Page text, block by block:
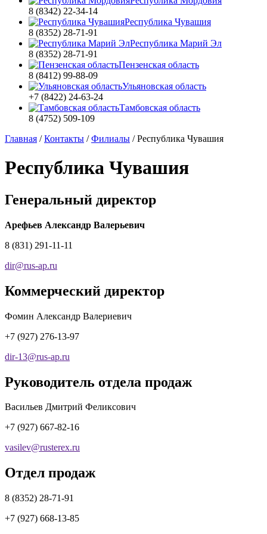
8 (8342) 22-34-14
Республика Чувашия
8 (8352) 28-71-91
Республика Марий Эл
8 (8352) 28-71-91
Пензенская область
8 (8412) 99-88-09
Ульяновская область
+7 (8422) 24-63-24
Тамбовская область
8 (4752) 509-109
Главная /Контакты /Филиалы /Республика Чувашия
Республика Чувашия
Генеральный директор
Арефьев Александр Валерьевич
8 (831) 291-11-11
dir@rus-ap.ru
Коммерческий директор
Фомин Александр Валериевич
+7 (927) 276-13-97
dir-13@rus-ap.ru
Руководитель отдела продаж
Васильев Дмитрий Феликсович
+7 (927) 667-82-16
vasilev@rusterex.ru
Отдел продаж
8 (8352) 28-71-91
+7 (927) 668-13-85